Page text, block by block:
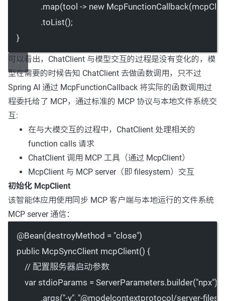
.map(tool -> new McpFunctionCallback
.toList();
}
可以看出，ChatClient 与模型交互的过程是没有变化的，模
型在需要的时候告知 ChatClient 去做函数调用，只不过
Spring AI 通过 McpFunctionCallback 将实际的函数调用过
程委托给了 MCP，通过标准的 MCP 协议与本地文件系统交
互:
在与大模交互的过程中，ChatClient 处理相关的
function calls 请求
ChatClient 调用 MCP 工具（通过 McpClient）
McpClient 与 MCP server（即 filesystem）交互
初始化 McpClient
该智能体应用使用同步 MCP 客户端与本地运行的文件系统
MCP server 通信：
@Bean(destroyMethod = "close")
public McpSyncClient mcpClient() {
// 配置服务器启动参数
var stdioParams = ServerParameters.builder("npx")
.args("-y", "@modelcontextprotocol/server-